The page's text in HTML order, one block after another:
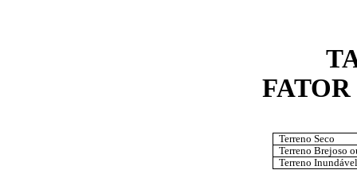
Terreno Seco
Terreno Brejoso
Terreno